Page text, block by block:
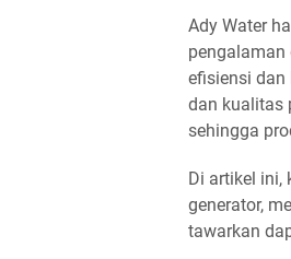
Ady Water
pengalaman
efisiensi dan
dan kualitas
sehingga
Di artikel ini,
generator,
tawarkan